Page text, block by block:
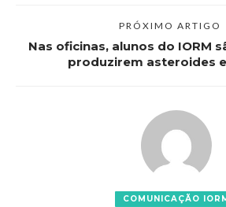
PRÓXIMO ARTIGO
Nas oficinas, alunos do IORM
produzirem asteroides
COMUNICAÇÃO